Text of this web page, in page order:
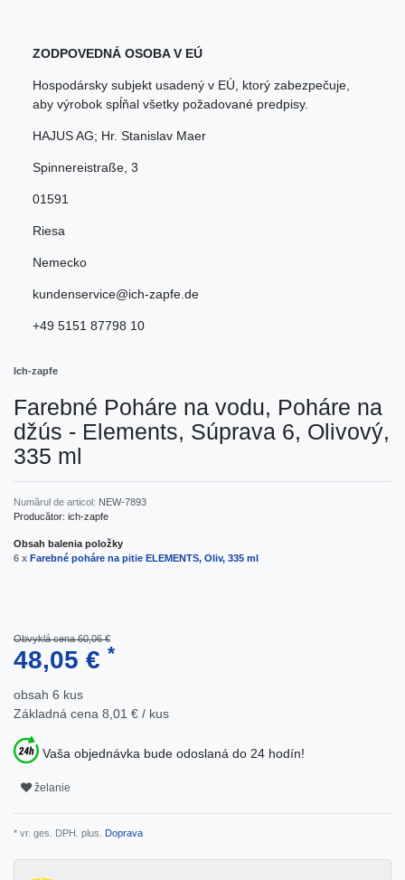
ZODPOVEDNÁ OSOBA V EÚ
Hospodársky subjekt usadený v EÚ, ktorý zabezpečuje,
aby výrobok spĺňal všetky požadované predpisy.
HAJUS AG; Hr. Stanislav Maer
Spinnereistraße 3
01591
Riesa
Nemecko
kundenservice@ich-zapfe.de
+49 5151 87798 10
Ich-zapfe
Farebné Poháre na vodu, Poháre na
džús - Elements, Súprava 6, Olivový,
335 ml
Numărul de articol: NEW-7893
Producător: ich-zapfe
Obsah balenia položky
6 x Farebné poháre na pitie ELEMENTS, Oliv, 335 ml
Obvyklá cena 60,06 €
48,05 € *
obsah 6 kus
Základná cena 8,01 € / kus
Vaša objednávka bude odoslaná do 24 hodín!
želanie
* vr. ges. DPH. plus. Doprava